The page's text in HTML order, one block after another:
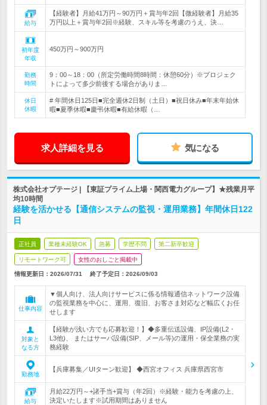
給与
【経験者】月給41万円～90万円＋賞与年2回【微経験者】月給35
万円以上＋賞与年2回※経験、スキル等を考慮のうえ、決…
初年度
年収
450万円～900万円
勤務
時間
9：00～18：00（所定労働時間8時間：休憩60分）※プロジェク
トによって多少前後する場合がありま…
休日
休暇
# 年間休日125日■完全週休2日制（土日）■祝日休み■年末年始休
暇■夏季休暇■慶弔休暇■有給休暇（…
求人詳細を見る 気になる
株式会社オプテージ | 【東証プライム上場・関西電力グループ】★残業月平
均10時間
経験を活かせる【通信システムの監視・運用業務】年間休日122
日
正社員 業種未経験OK 急募 学歴不問 第二新卒歓迎
リモートワーク可 女性のおしごと掲載中
情報更新日：2026/07/31 終了予定日： 2026/09/03
仕事内容
▼個人向け、法人向けサービスに係る情報通信ネットワーク設備
の監視業務を中心に、運用、復旧、お客さま対応など幅広くお任
せします
対象と
なる方
【経験が浅い方でも応募歓迎！】◆多重伝送設備、IP設備(L2・
L3他)、 またはサーバ設備(SIP、メール等)の運用・保全業務の実
務経験
勤務地
【兵庫募集／UIターン歓迎】 ◆西宮オフィス 兵庫県西宮市
給与
月給22万円～+諸手当+賞与（年2回）※経験・能力を考慮の上、
決定いたします※試用期間はありません